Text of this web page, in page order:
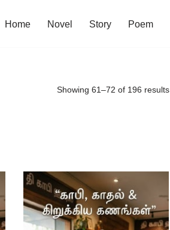
Home Novel Story Poem
Showing 61–72 of 196 results